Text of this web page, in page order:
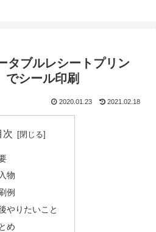
タブルレシートプリン
でシール印刷
2020.01.23 2021.02.18
次
物
例
やりたいこと
め